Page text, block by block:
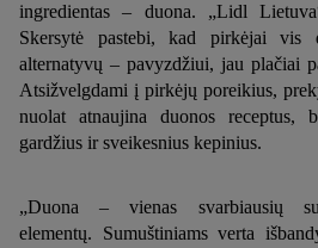
ingredientas – duona. „Lidl
Skersytė pastebi, kad pirkėjai vis
alternatyvų – pavyzdžiui, jau plačiai
Atsižvelgdami į pirkėjų poreikius,
nuolat atnaujina duonos receptus,
gardžius ir sveikesnius kepinius.
„Duona – vienas svarbiausių
elementų.
Sumuštiniams verta